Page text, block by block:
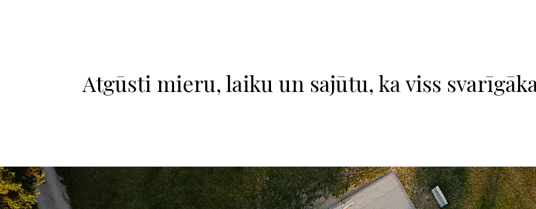
Atgūsti mieru, laiku un sajūtu, ka viss